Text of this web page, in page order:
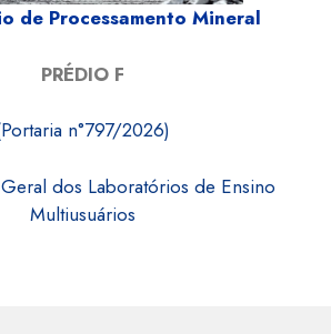
de Processamento Mineral
PRÉDIO F
n°797/2026)
dos Laboratórios de Ensino
Multiusuários